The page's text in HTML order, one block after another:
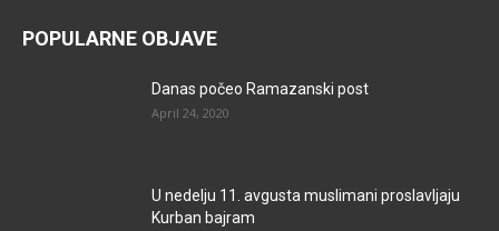
POPULARNE OBJAVE
Danas počeo Ramazanski post
April 24, 2020
U nedelju 11. avgusta muslimani proslavljaju
Kurban bajram